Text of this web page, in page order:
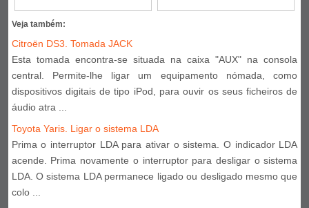
Veja também:
Citroën DS3. Tomada JACK
Esta tomada encontra-se situada na caixa "AUX" na consola
central. Permite-lhe ligar um equipamento nómada, como
dispositivos digitais de tipo iPod, para ouvir os seus ficheiros de
áudio atra ...
Toyota Yaris. Ligar o sistema LDA
Prima o interruptor LDA para ativar o sistema. O indicador LDA
acende. Prima novamente o interruptor para desligar o sistema
LDA. O sistema LDA permanece ligado ou desligado mesmo que
colo ...